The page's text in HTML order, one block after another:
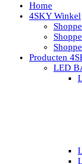
Home
4SKY Winkel
Producten
LED